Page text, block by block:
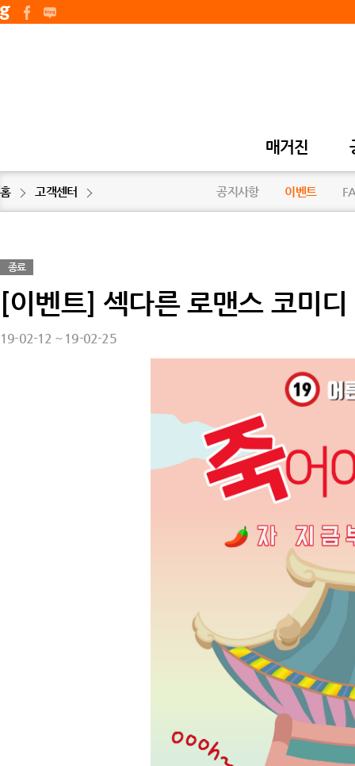
매거진
홈 고객센터 공지사항 이벤트
종료
[이벤트] 섹다른 로맨스 코미
19-02-12 ~ 19-02-25